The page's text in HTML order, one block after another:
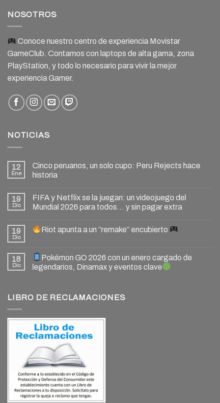
NOSOTROS
Conoce nuestro centro de experiencia Movistar
GameClub. Contamos con laptops de alta gama, zona
PlayStation, y todo lo necesario para vivir la mejor
experiencia Gamer.
NOTICIAS
12
Ene
Cinco peruanos, un solo cupo: Peru Rejects hace
historia
19
Dic
FIFA y Netflix se la juegan: un videojuego del
Mundial 2026 para todos… y sin pagar extra
19
Dic
Riot apunta a un “remake” encubierto
18
Dic
Pokémon GO 2026 con un enero cargado de
legendarios, Dinamax y eventos clave
LIBRO DE RECLAMACIONES